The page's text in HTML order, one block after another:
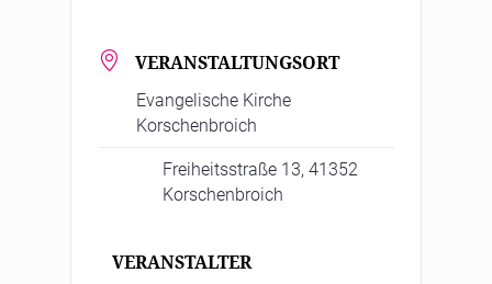
VERANSTALTUNGSORT
Evangelische Kirche
Korschenbroich
Freiheitsstraße 13, 41352
Korschenbroich
VERANSTALTER